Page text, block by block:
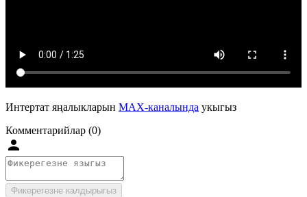
Интертат яңалыкларын MAX-каналында укыгыз
Комментарийлар (0)
Фикерегезне калдырыгыз